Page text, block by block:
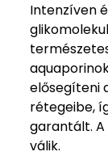
Intenzíven
elősegíteni
rétegeibe,
garantált.
válik.